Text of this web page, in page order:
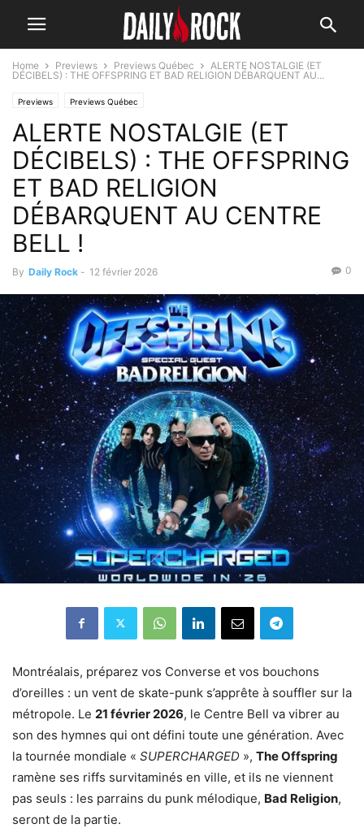
Home Previews Previews Québec
ALERTE NOSTALGIE (ET
DÉCIBELS) : THE OFFSPRING ET BAD RELIGION DÉBARQUENT AU...
Previews Previews Québec
ALERTE NOSTALGIE (ET
DÉCIBELS) : THE OFFSPRING
ET BAD RELIGION
DÉBARQUENT AU CENTRE
BELL !
By Daily Rock - 12 février 2026 0
Montréalais, préparez vos Converse et vos bouchons
d’oreilles : un vent de skate-punk s’apprête à souffler sur la
métropole. Le 21 février 2026, le Centre Bell va vibrer au
son des hymnes qui ont défini toute une génération. Avec
la tournée mondiale « SUPERCHARGED », The Offspring
ramène ses riffs survitaminés en ville, et ils ne viennent
pas seuls : les parrains du punk mélodique, Bad Religion,
seront de la partie.